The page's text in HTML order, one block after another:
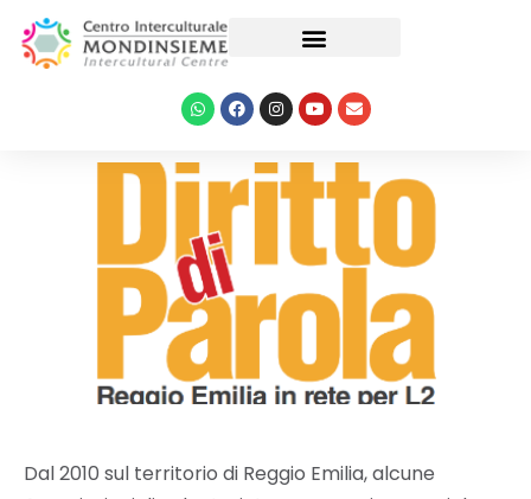
Dal 2010 sul territorio di Reggio Emilia, alcune